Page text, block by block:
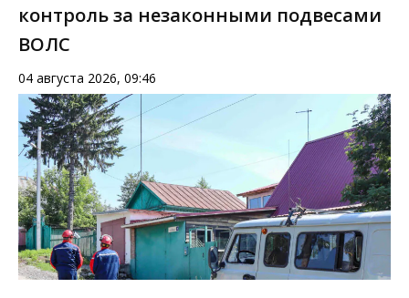
контроль за незаконными подвесами
ВОЛС
04 августа 2026, 09:46